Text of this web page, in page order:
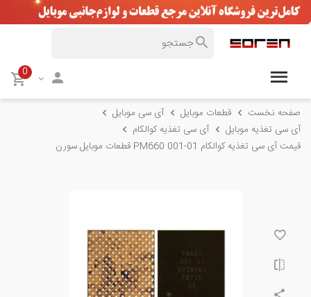
0
صفحه نخست قطعات موبایل
آی سی موبایل
آی سی تغذیه موبایل
آی سی تغذیه کوالکام
قیمت آی سی تغذیه کوالکام PM660 001-01 قطعات موبایل سورن